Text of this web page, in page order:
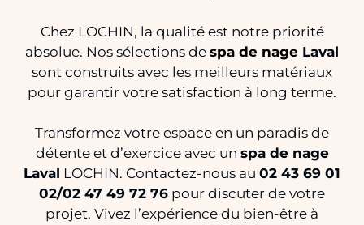
Chez LOCHIN, la qualité est notre priorité
absolue. Nos sélections de spa de nage Laval
sont construits avec les meilleurs matériaux
pour garantir votre satisfaction à long terme.
Transformez votre espace en un paradis de
détente et d’exercice avec un spa de nage
Laval LOCHIN. Contactez-nous au 02 43 69 01
02/02 47 49 72 76 pour discuter de votre
projet. Vivez l’expérience du bien-être à